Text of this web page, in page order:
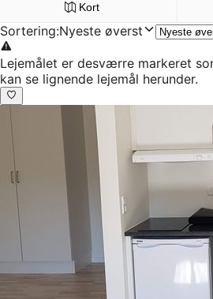
Kort
Sortering:Nyeste øverst
Lejemålet er desværre markeret
kan se lignende lejemål herunder.